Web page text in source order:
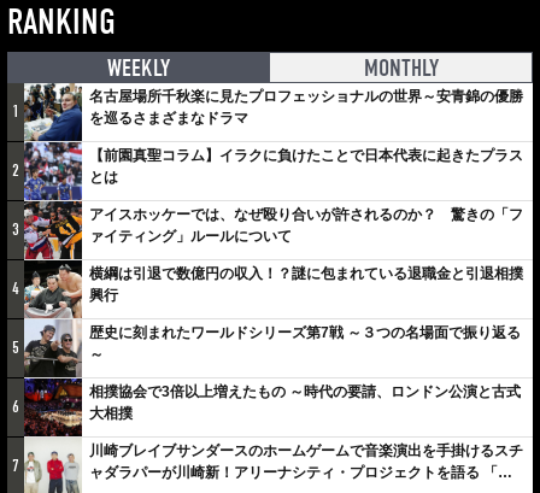
RANKING
WEEKLY MONTHLY
1
名古屋場所千秋楽に見たプロフェッショナルの世界～安青錦の優勝
を巡るさまざまなドラマ
2
【前園真聖コラム】イラクに負けたことで日本代表に起きたプラス
とは
3
アイスホッケーでは、なぜ殴り合いが許されるのか？ 驚きの「フ
ァイティング」ルールについて
4
横綱は引退で数億円の収入！？謎に包まれている退職金と引退相撲
興行
5
歴史に刻まれたワールドシリーズ第7戦 ～３つの名場面で振り返る
～
6
相撲協会で3倍以上増えたもの ～時代の要請、ロンドン公演と古式
大相撲
7
川崎ブレイブサンダースのホームゲームで音楽演出を手掛けるスチ
ャダラパーが川崎新！アリーナシティ・プロジェクトを語る 「楽